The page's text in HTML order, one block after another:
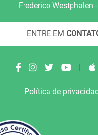
Frederico Westphalen -
ENTRE EM
|
Política de